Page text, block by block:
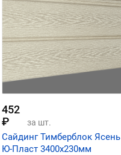
452
₽
за шт.
Сайдинг Тимберблок Ясень
Ю-Пласт 3400х230мм